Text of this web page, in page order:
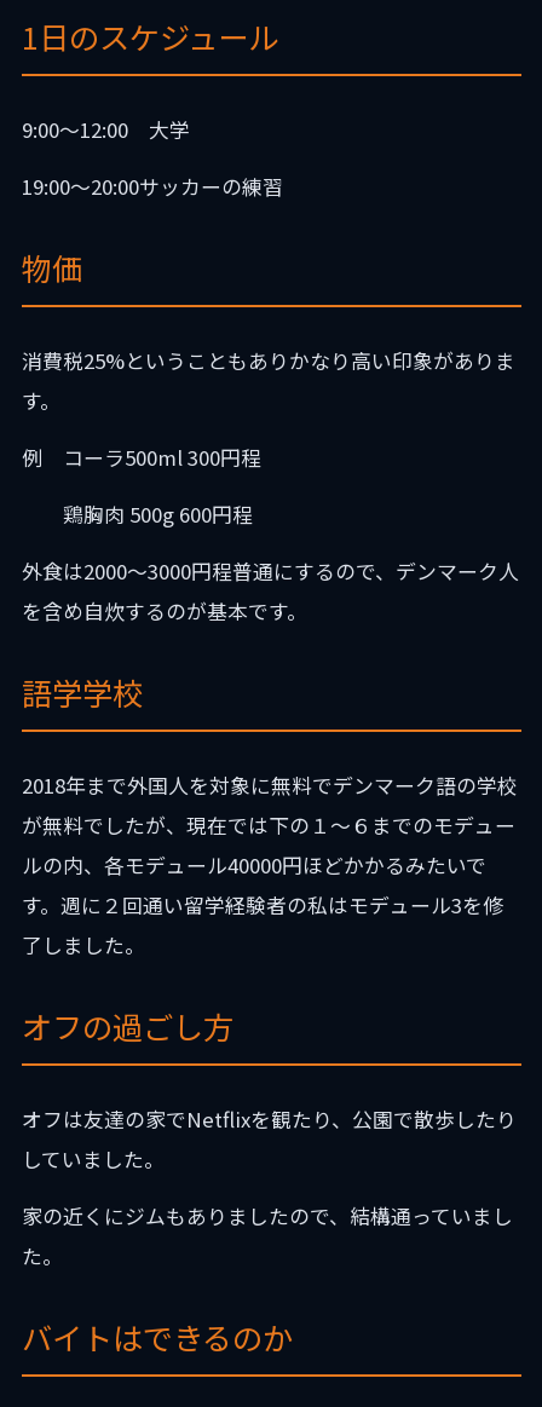
1日のスケジュール
9:00〜12:00 大学
19:00〜20:00サッカーの練習
物価
消費税25%ということもありかなり高い印象がありま
す。
例 コーラ500ml 300円程
鶏胸肉 500g 600円程
外食は2000〜3000円程普通にするので、デンマーク人
を含め自炊するのが基本です。
語学学校
2018年まで外国人を対象に無料でデンマーク語の学校
が無料でしたが、現在では下の１〜６までのモデュー
ルの内、各モデュール40000円ほどかかるみたいで
す。週に２回通い留学経験者の私はモデュール3を修
了しました。
オフの過ごし方
オフは友達の家でNetflixを観たり、公園で散歩したり
していました。
家の近くにジムもありましたので、結構通っていまし
た。
バイトはできるのか